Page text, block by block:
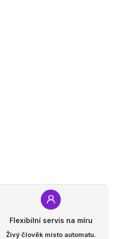
Flexibilní servis na míru
Živý člověk místo automatu.